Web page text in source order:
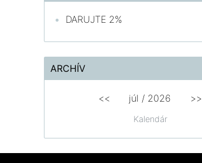
DARUJTE 2%
ARCHÍV
Kalendár
<< júl / 2026 >>